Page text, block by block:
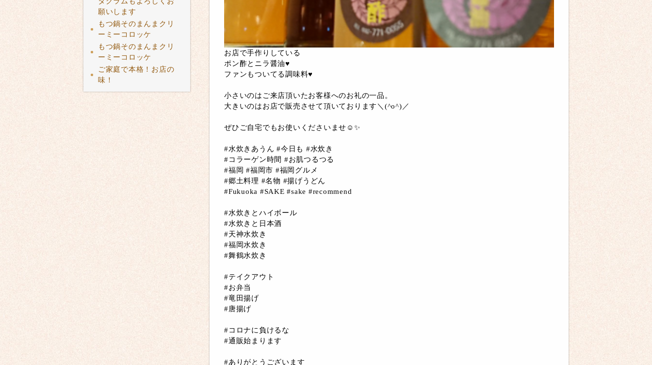
願いします
もつ鍋そのまんまクリ
ーミーコロッケ
もつ鍋そのまんまクリ
ーミーコロッケ
ご家庭で本格！お店の
味！
お店で手作りしている
ポン酢とニラ醤油♥️
ファンもついてる調味料♥️
小さいのはご来店頂いたお客様へのお礼の一品。
大きいのはお店で販売させて頂いております＼(^o^)／
ぜひご自宅でもお使いくださいませ☺️✨
#水炊きあうん #今日も #水炊き
#コラーゲン時間 #お肌つるつる
#福岡 #福岡市 #福岡グルメ
#郷土料理 #名物 #揚げうどん
#Fukuoka #SAKE #sake #recommend
#水炊きとハイボール
#水炊きと日本酒
#天神水炊き
#福岡水炊き
#舞鶴水炊き
#テイクアウト
#お弁当
#竜田揚げ
#唐揚げ
#コロナに負けるな
#通販始まります
#ありがとうございます